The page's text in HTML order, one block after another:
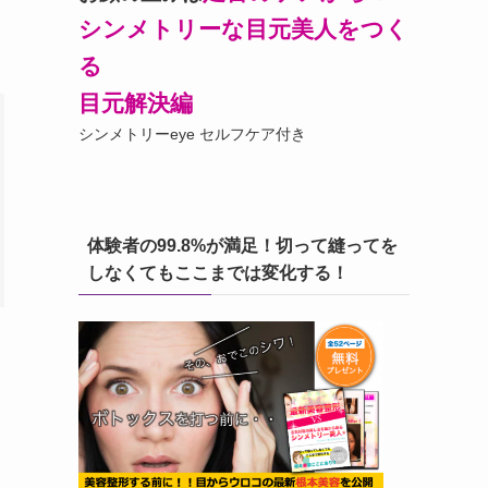
シンメトリーな目元美人をつく
る
目元解決編
シンメトリーeye セルフケア付き
体験者の99.8%が満足！切って縫ってを
しなくてもここまでは変化する！